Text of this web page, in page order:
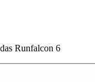
Runfalcon 6